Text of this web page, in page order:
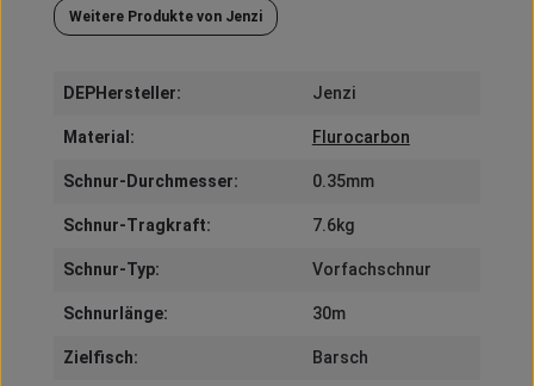
Weitere Produkte von Jenzi
DEPHersteller: Jenzi
Material: Flurocarbon
Schnur-Durchmesser: 0.35mm
Schnur-Tragkraft: 7.6kg
Schnur-Typ: Vorfachschnur
Schnurlänge: 30m
Zielfisch: Barsch